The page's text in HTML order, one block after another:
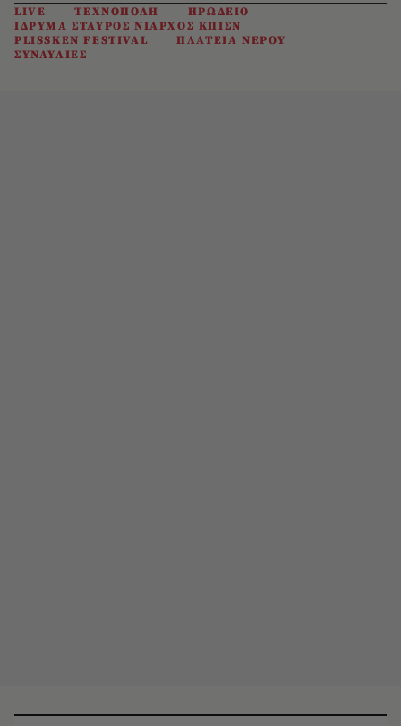
LIVE ΤΕΧΝΟΠΟΛΗ
ΗΡΩΔΕΙΟ
ΙΔΡΥΜΑ ΣΤΑΥΡΟΣ ΝΙΑΡΧΟΣ ΚΠΙΣΝ
PLISSKEN FESTIVAL
ΠΛΑΤΕΙΑ ΝΕΡΟΥ
ΣΥΝΑΥΛΙΕΣ